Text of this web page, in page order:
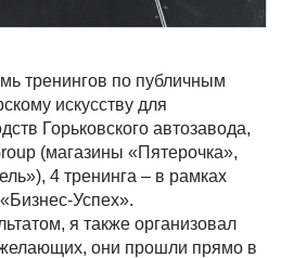
тренингов по публичным
искусству для
Горьковского автозавода,
(магазины «Пятерочка»,
4 тренинга – в рамках
Успех».
я также организовал
они прошли прямо в